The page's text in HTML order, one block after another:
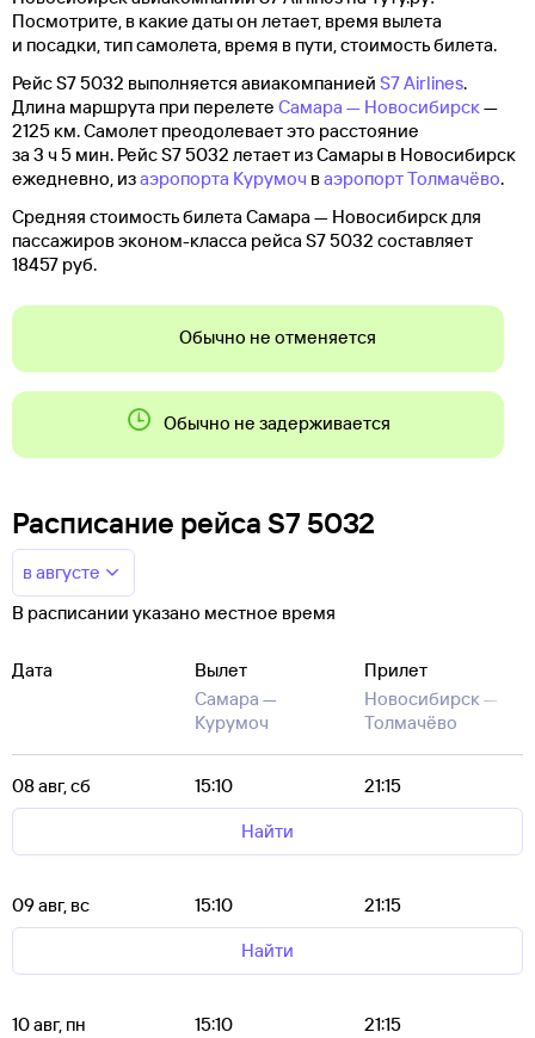
Посмотрите, в какие даты он летает, время вылета
и посадки, тип самолета, время в пути, стоимость билета.
Рейс S7 5032 выполняется авиакомпанией S7 Airlines.
Длина маршрута при перелете Самара — Новосибирск—
2125 км. Самолет преодолевает это расстояние
за 3 ч 5 мин. Рейс S7 5032 летает из Самары в Новосибирск
ежедневно, изаэропорта Курумоч ваэропорт Толмачёво.
Средняя стоимость билета Самара — Новосибирск для
пассажиров эконом-класса рейса S7 5032 составляет
18457 руб.
Обычно не отменяется
Обычно не задерживается
Расписание рейса S7 5032
в августе
В расписании указано местное время
Дата
Вылет
Самара —
Курумоч
Прилет
Новосибирск —
Толмачёво
08 авг, сб 15:10
21:15
Найти
09 авг, вс 15:10
21:15
Найти
10 авг, пн 15:10
21:15